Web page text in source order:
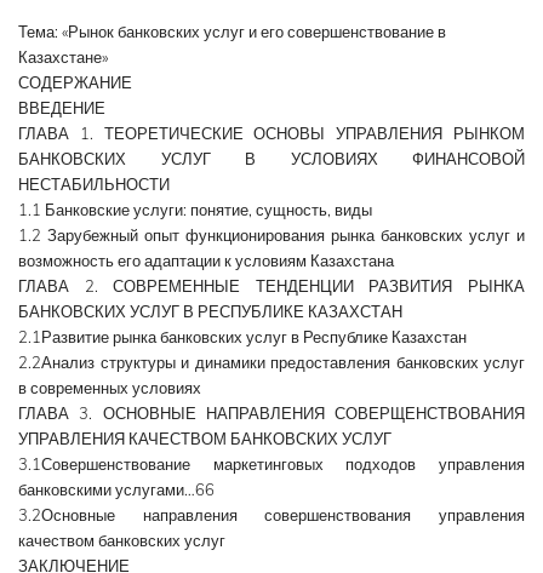
Тема: «Рынок банковских услуг и его совершенствование в
Казахстане»
СОДЕРЖАНИЕ
ВВЕДЕНИЕ
ГЛАВА 1. ТЕОРЕТИЧЕСКИЕ ОСНОВЫ УПРАВЛЕНИЯ РЫНКОМ
БАНКОВСКИХ УСЛУГ В УСЛОВИЯХ ФИНАНСОВОЙ
НЕСТАБИЛЬНОСТИ
1.1 Банковские услуги: понятие, сущность, виды
1.2 Зарубежный опыт функционирования рынка банковских услуг и
возможность его адаптации к условиям Казахстана
ГЛАВА 2. СОВРЕМЕННЫЕ ТЕНДЕНЦИИ РАЗВИТИЯ РЫНКА
БАНКОВСКИХ УСЛУГ В РЕСПУБЛИКЕ КАЗАХСТАН
2.1Развитие рынка банковских услуг в Республике Казахстан
2.2Анализ структуры и динамики предоставления банковских услуг
в современных условиях
ГЛАВА 3. ОСНОВНЫЕ НАПРАВЛЕНИЯ СОВЕРЩЕНСТВОВАНИЯ
УПРАВЛЕНИЯ КАЧЕСТВОМ БАНКОВСКИХ УСЛУГ
3.1Совершенствование маркетинговых подходов управления
банковскими услугами…66
3.2Основные направления совершенствования управления
качеством банковских услуг
ЗАКЛЮЧЕНИЕ